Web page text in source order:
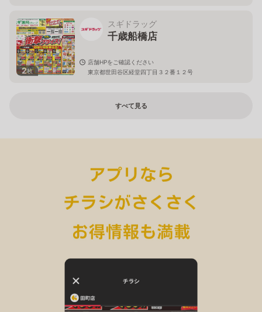
2枚
スギドラッグ
千歳船橋店
店舗HPをご確認ください
東京都世田谷区経堂四丁目３２番１２号
すべて見る